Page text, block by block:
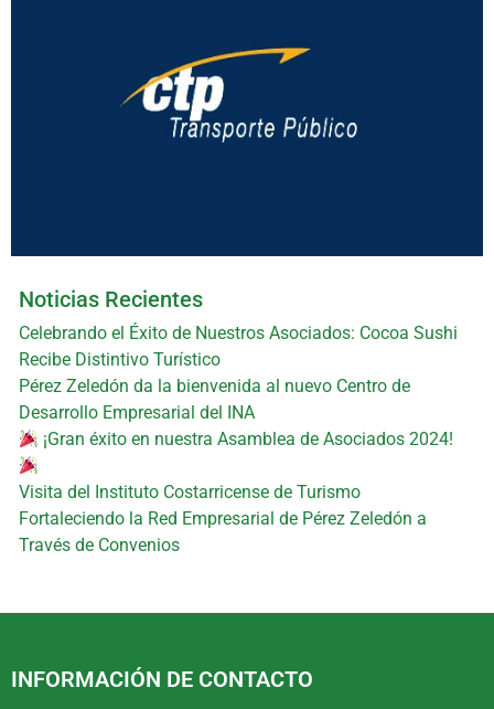
Noticias Recientes
Celebrando el Éxito de Nuestros Asociados: Cocoa Sushi
Recibe Distintivo Turístico
Pérez Zeledón da la bienvenida al nuevo Centro de
Desarrollo Empresarial del INA
¡Gran éxito en nuestra Asamblea de Asociados 2024!
Visita del Instituto Costarricense de Turismo
Fortaleciendo la Red Empresarial de Pérez Zeledón a
Través de Convenios
INFORMACIÓN DE CONTACTO